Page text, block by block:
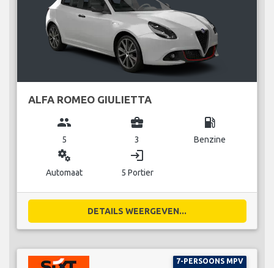
ALFA ROMEO GIULIETTA
group
5
business_center
3
local_gas_station
Benzine
miscellaneous_services
Automaat
login
5 Portier
DETAILS WEERGEVEN...
7-PERSOONS MPV